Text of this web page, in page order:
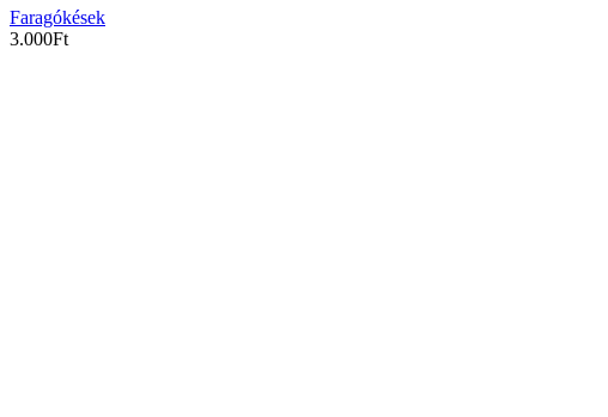
Faragókések
3.000Ft